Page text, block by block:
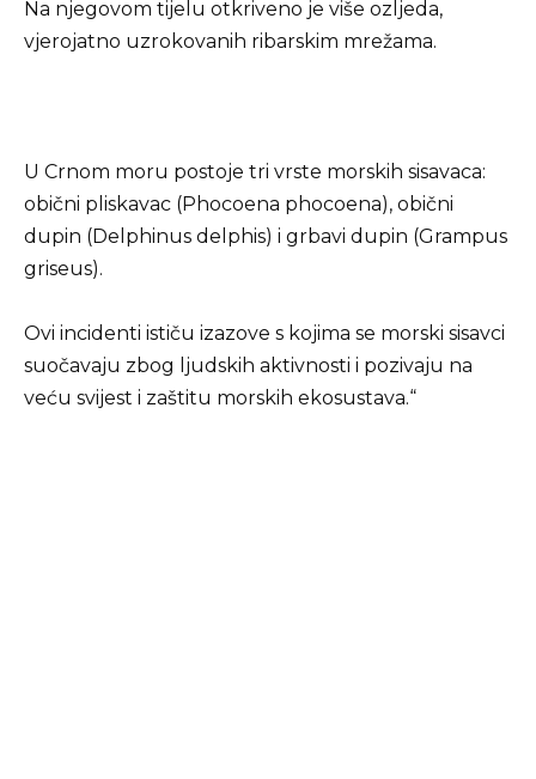
Na njegovom tijelu otkriveno je više ozljeda,
vjerojatno uzrokovanih ribarskim mrežama.
U Crnom moru postoje tri vrste morskih sisavaca:
obični pliskavac (Phocoena phocoena), obični
dupin (Delphinus delphis) i grbavi dupin (Grampus
griseus).
Ovi incidenti ističu izazove s kojima se morski sisavci
suočavaju zbog ljudskih aktivnosti i pozivaju na
veću svijest i zaštitu morskih ekosustava.“